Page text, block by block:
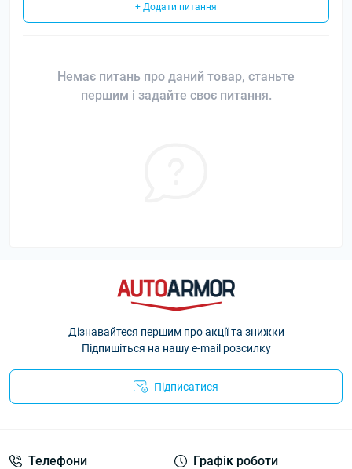
+ Додати питання
Немає питань про даний товар, станьте
першим і задайте своє питання.
Дізнавайтеся першим про акції та знижки
Підпишіться на нашу e-mail розсилку
Підписатися
Телефони Графік роботи